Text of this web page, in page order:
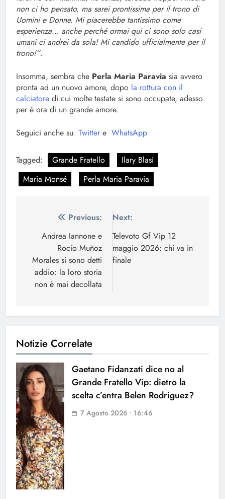
non ci ho pensato, ma sarei prontissima per il trono di
Uomini e Donne. Mi piacerebbe tantissimo come
esperienza… anche perché ormai qui ci sono solo casi
umani ci andrei da sola! Mi candido ufficialmente per il
trono!”.
Insomma, sembra che Perla Maria Paravia sia avvero
pronta ad un nuovo amore, dopo la rottura con il
calciatore di cui molte testate si sono occupate, adesso
per è ora di un grande amore.
Seguici anche su Twitter e WhatsApp
Tagged: Grande Fratello
Ilary Blasi
Maria Monsé
Perla Maria Paravia
Navigazione
articoli
Previous:
Andrea Iannone e
Rocío Muñoz
Morales si sono detti
addio: la loro storia
non è mai decollata
Next:
Televoto Gf Vip 12
maggio 2026: chi va in
finale
Notizie Correlate
Gaetano Fidanzati dice no al
Grande Fratello Vip: dietro la
scelta c’entra Belen Rodriguez?
7 Agosto 2026 • 16:46